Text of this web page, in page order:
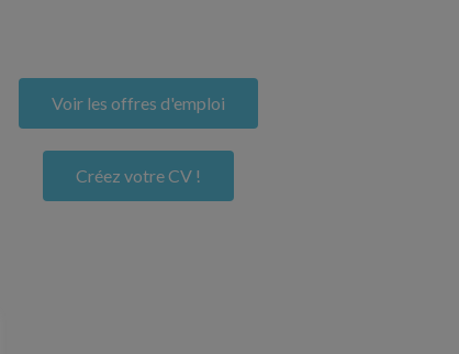
Voir les offres d'emploi
Créez votre CV !